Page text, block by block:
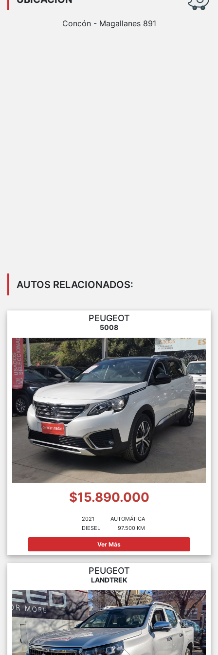
Concón - Magallanes 891
AUTOS RELACIONADOS:
PEUGEOT
5008
$15.890.000
2021
DIESEL
AUTOMÁTICA
97.500 KM
Ver Más
PEUGEOT
LANDTREK